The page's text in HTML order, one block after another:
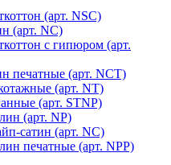
(арт. NSC)
(арт. NC)
с гипюром (арт.
печатные (арт. NCT)
(арт. NT)
(арт. STNP)
(арт. NP)
сатин (арт. NC)
печатные (арт. NPP)